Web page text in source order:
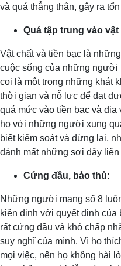
và quá thẳng thắn, gây ra
Quá tập trung vào
Vật chất và tiền bạc là
cuộc sống của những
coi là một trong những khát
thời gian và nỗ lực để đạt
quá mức vào tiền bạc và địa
họ với những người xung
biết kiểm soát và dừng lại,
đánh mất những sợi dây
Cứng đầu, bảo thủ:
Những người mang số 8
kiên định với quyết định
rất cứng đầu và khó chấp
suy nghĩ của mình. Vì họ
mọi việc, nên họ không hài